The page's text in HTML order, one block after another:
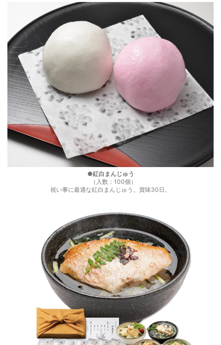
●紅白まんじゅう
（入数：100個）
祝い事に最適な紅白まんじゅう。賞味30日。